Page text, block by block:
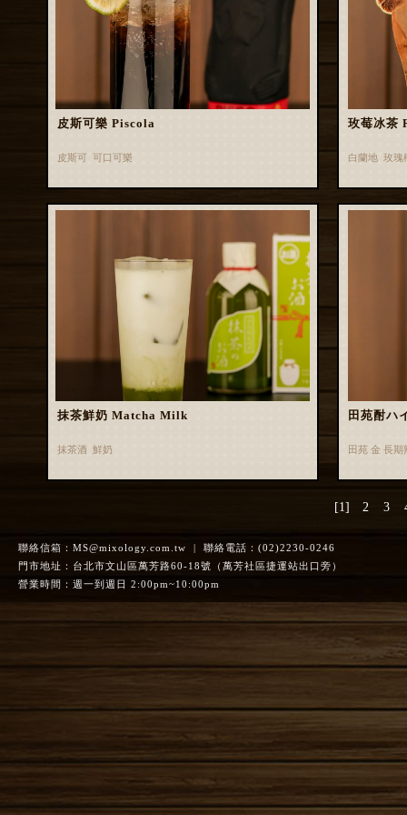
皮斯可樂 Piscola
皮斯可 可口可樂
玫莓冰茶
白蘭地 玫瑰
抹茶鮮奶 Matcha Milk
抹茶酒 鮮奶
田苑酎ハ
田苑 金 長
[1] 2 3
聯絡信箱： MS@mixology.com.tw | 聯絡電話：(02)2230-0246
門市地址：台北市文山區萬芳路60-18號（萬芳社區捷運站出口旁）
營業時間：週一到週日 2:00pm~10:00pm